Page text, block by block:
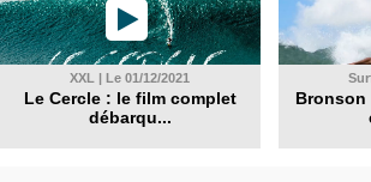
XXL | Le 01/12/2021
Le Cercle : le film complet
débarqu...
Bronson